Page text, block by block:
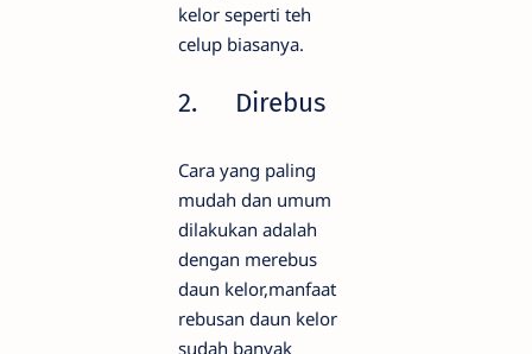
kelor seperti teh
celup biasanya.
2. Direbus
Cara yang paling
mudah dan umum
dilakukan adalah
dengan merebus
daun kelor,manfaat
rebusan daun kelor
sudah banyak